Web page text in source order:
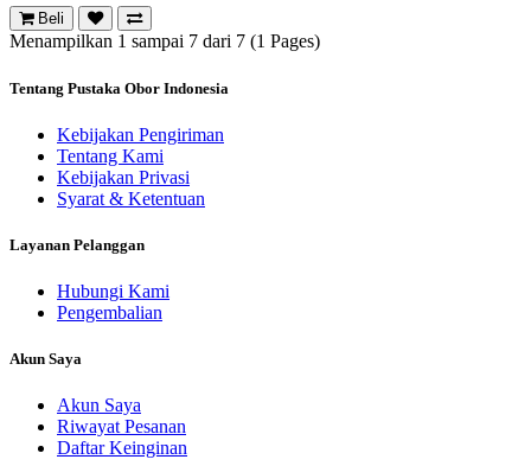
Beli
Menampilkan 1 sampai 7 dari 7 (1 Pages)
Tentang Pustaka Obor Indonesia
Kebijakan Pengiriman
Tentang Kami
Kebijakan Privasi
Syarat & Ketentuan
Layanan Pelanggan
Hubungi Kami
Pengembalian
Akun Saya
Akun Saya
Riwayat Pesanan
Daftar Keinginan